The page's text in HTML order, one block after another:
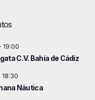
19:00
C.V. Bahía de Cádiz
18:30
Náutica